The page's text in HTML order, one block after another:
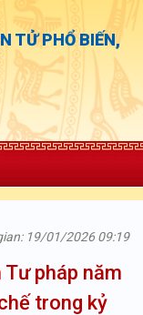
TỬ PHỔ BIẾN,
19/01/2026 09:19
pháp năm
trong kỷ